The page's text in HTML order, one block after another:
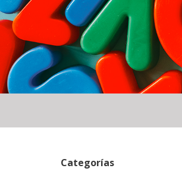
Categorías